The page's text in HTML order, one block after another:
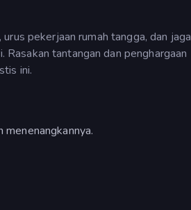
pekerjaan rumah tangga, dan jaga
tantangan dan penghargaan
ini.
menenangkannya.